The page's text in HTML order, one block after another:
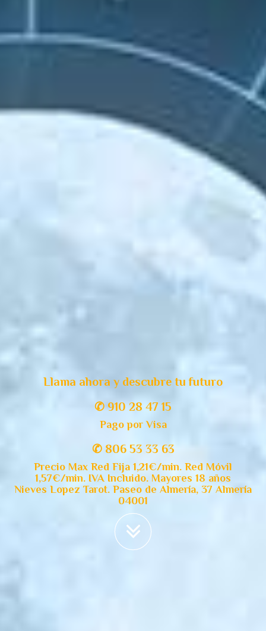
Llama ahora y descubre tu futuro
✆ 910 28 47 15
Pago por Visa
✆ 806 53 33 63
Precio Max Red Fija 1,21€/min. Red Móvil
1,57€/min. IVA Incluido. Mayores 18 años
Nieves Lopez Tarot. Paseo de Almería, 37 Almería
04001